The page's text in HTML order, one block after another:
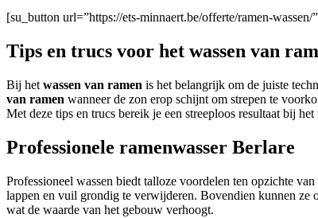
[su_button url=”https://ets-minnaert.be/offerte/ramen-
Tips en trucs voor het wassen van
Bij het wassen van ramen is het belangrijk om de juiste
van ramen wanneer de zon erop schijnt om strepen te
Met deze tips en trucs bereik je een streeploos resultaat bij het
Professionele ramenwasser Berlare
Professioneel wassen biedt talloze voordelen ten opzichte
lappen en vuil grondig te verwijderen. Bovendien kunnen ze
wat de waarde van het gebouw verhoogt.